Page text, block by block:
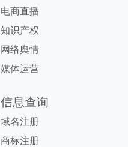
电商直播
知识产权
网络舆情
媒体运营
信息查询
域名注册
商标注册